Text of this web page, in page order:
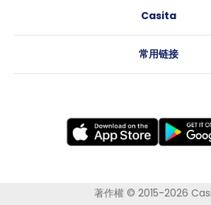
爱丁堡
利兹
考文垂
莱斯特
纽卡斯尔
布里斯班
阿德莱德
洛杉矶
Casita
常用链接
著作權 © 2015-2026